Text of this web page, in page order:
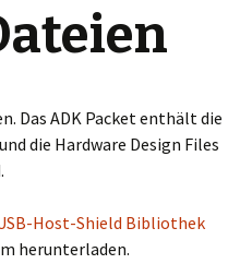
Das ADK Packet enthält die
die Hardware Design Files
Host-Shield Bibliothek
herunterladen.